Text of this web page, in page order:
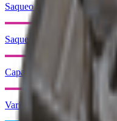
Saqueo Ver. 3 (Guardián)
Saqueo Ver. 3 (Superviviente)
Capa fotoeléctrica
Varilla de energía